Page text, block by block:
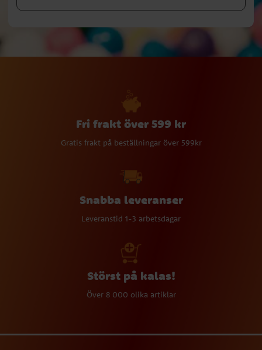
Fri frakt över 599 kr
Gratis frakt på beställningar över 599kr
Snabba leveranser
Leveranstid 1-3 arbetsdagar
Störst på kalas!
Över 8 000 olika artiklar